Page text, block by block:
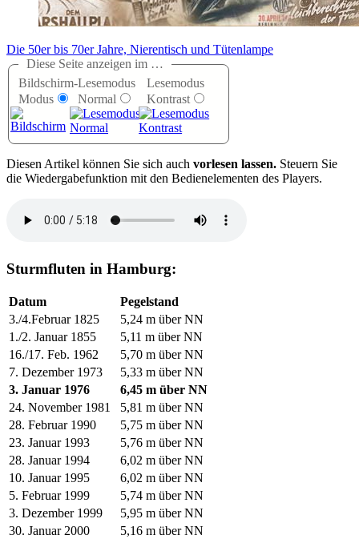
Die 50er bis 70er Jahre, Nierentisch und Tütenlampe
Diese Seite anzeigen im …
Bildschirm-
Modus
Lesemodus
Normal
Lesemodus
Kontrast
Diesen Artikel können Sie sich auch vorlesen lassen. Steuern Sie
die Wiedergabefunktion mit den Bedienelementen des Players.
Sturmfluten in Hamburg:
Datum
Pegelstand
3./4.Februar 1825
5,24 m über NN
1./2. Januar 1855
5,11 m über NN
16./17. Feb. 1962
5,70 m über NN
7. Dezember 1973
5,33 m über NN
3. Januar 1976
6,45 m über NN
24. November 1981
5,81 m über NN
28. Februar 1990
5,75 m über NN
23. Januar 1993
5,76 m über NN
28. Januar 1994
6,02 m über NN
10. Januar 1995
6,02 m über NN
5. Februar 1999
5,74 m über NN
3. Dezember 1999
5,95 m über NN
30. Januar 2000
5,16 m über NN